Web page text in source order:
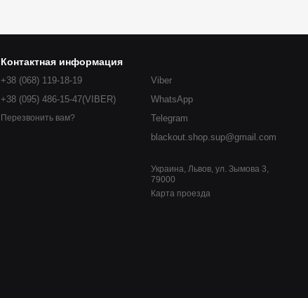
Контактная информация
+38 (068) 119-18-19
+38 (095) 486-15-47(VIBER)
Перезвонить вам?
Viber
WhatsApp
Telegram
blackout.shop.sup@gmail.com
Украина, Львов, ул. Зымова 3,
79000
Карта проезда